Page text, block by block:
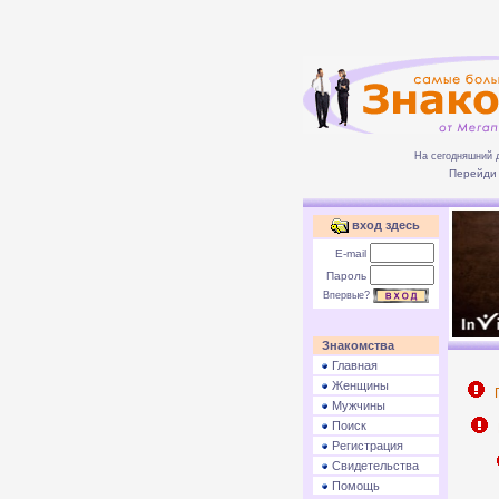
На сегодняшний
Перейди
вход здесь
E-mail
Пароль
Впервые?
Знакомства
Главная
Женщины
Мужчины
Поиск
Регистрация
Свидетельства
Помощь